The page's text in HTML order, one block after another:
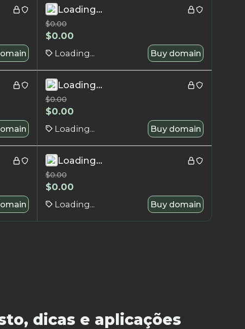
Loading...
$0.00
$0.00
Loading... Buy domain
Loading...
$0.00
$0.00
Loading... Buy domain
Loading...
$0.00
$0.00
Loading... Buy domain
dicas e aplicações